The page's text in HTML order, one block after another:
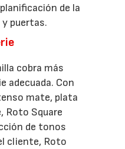
de la
puertas.
cobra más
adecuada. Con
mate, plata
Roto Square
de tonos
cliente, Roto